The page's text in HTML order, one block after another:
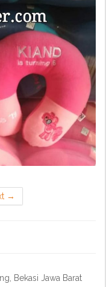
→
Bekasi Jawa Barat